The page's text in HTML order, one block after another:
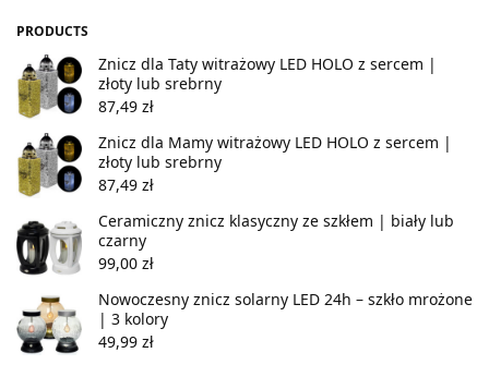
PRODUCTS
Znicz dla Taty witrażowy LED HOLO z sercem |
złoty lub srebrny
87,49 zł
Znicz dla Mamy witrażowy LED HOLO z sercem |
złoty lub srebrny
87,49 zł
Ceramiczny znicz klasyczny ze szkłem | biały lub
czarny
99,00 zł
Nowoczesny znicz solarny LED 24h – szkło mrożone
| 3 kolory
49,99 zł